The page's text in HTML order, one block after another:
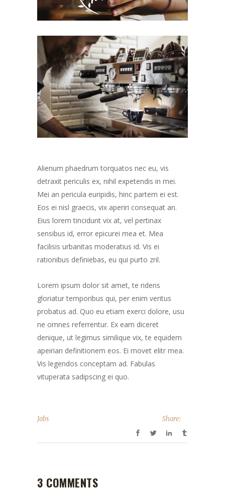
Alienum phaedrum torquatos nec eu, vis
detraxit periculis ex, nihil expetendis in mei.
Mei an pericula euripidis, hinc partem ei est.
Eos ei nisl graecis, vix aperiri consequat an.
Eius lorem tincidunt vix at, vel pertinax
sensibus id, error epicurei mea et. Mea
facilisis urbanitas moderatius id. Vis ei
rationibus definiebas, eu qui purto zril.
Lorem ipsum dolor sit amet, te ridens
gloriatur temporibus qui, per enim veritus
probatus ad. Quo eu etiam exerci dolore, usu
ne omnes referrentur. Ex eam diceret
denique, ut legimus similique vix, te equidem
apeirian definitionem eos. Ei movet elitr mea.
Vis legendos conceptam ad. Fabulas
vituperata sadipscing ei quo.
Jobs Share:
3 COMMENTS